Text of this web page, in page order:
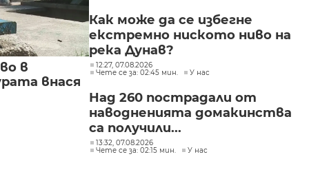
в
внася
Как може да се избегне
екстремно ниското ниво на
река Дунав?
12:27, 07.08.2026
Чете се за: 02:45 мин.
У нас
Над 260 пострадали от
наводненията домакинства
са получили...
13:32, 07.08.2026
Чете се за: 02:15 мин.
У нас